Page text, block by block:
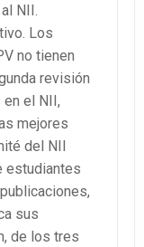
NII.
Los
no tienen
revisión
el NII,
mejores
del NII
estudiantes
sus
de los tres